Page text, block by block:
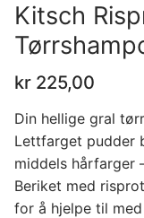
Kitsch
kr 225,00
Din hellige gral
Lettfarget pudder
middels hårfarger
Beriket med
for å hjelpe til